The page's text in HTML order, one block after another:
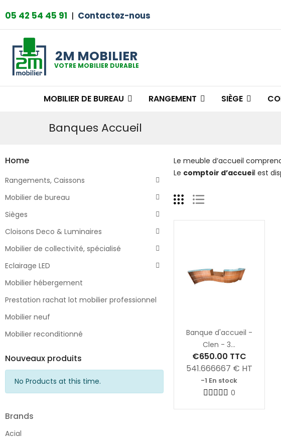
05 42 54 45 91 | Contactez-nous
2M MOBILIER
VOTRE MOBILIER DURABLE
MOBILIER DE BUREAU RANGEMENT SIÈGE
Banques Accueil
Home
Rangements, Caissons
Mobilier de bureau
Sièges
Cloisons Deco & Luminaires
Mobilier de collectivité, spécialisé
Eclairage LED
Mobilier hébergement
Prestation rachat lot mobilier professionnel
Mobilier neuf
Mobilier reconditionné
Nouveaux produits
No Products at this time.
Brands
Acial
Le meuble d’accueil
Le comptoir d’accueil est
Banque d'accueil -
Clen - 3...
€650.00 TTC
541.666667 € HT
-1 En stock
0